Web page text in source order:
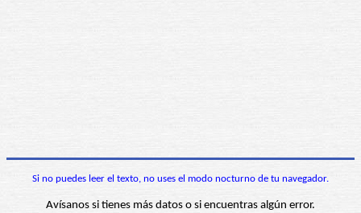
Si no puedes leer el texto, no uses el modo nocturno de tu navegador.
Avísanos si tienes más datos o si encuentras algún error.